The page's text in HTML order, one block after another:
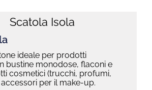
ideale per prodotti
bustine monodose, flaconi e
cosmetici (trucchi, profumi,
per il make-up.